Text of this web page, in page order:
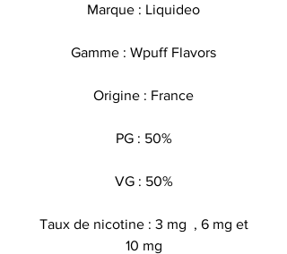
Marque : Liquideo
Gamme : Wpuff Flavors
Origine : France
PG : 50%
VG : 50%
Taux de nicotine : 3 mg , 6 mg et
10 mg